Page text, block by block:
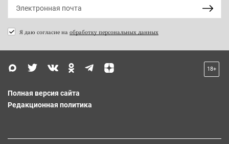
Я даю согласие на обработку персональных данных
18+
Полная версия сайта
Редакционная политика